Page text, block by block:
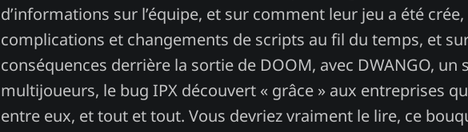
d’informations sur l’équipe, et sur comment leur jeu a été
complications et changements de scripts au fil du temps, et
conséquences derrière la sortie de DOOM, avec DWANGO, un
multijoueurs, le bug IPX découvert « grâce » aux entreprises
entre eux, et tout et tout. Vous devriez vraiment le lire, ce